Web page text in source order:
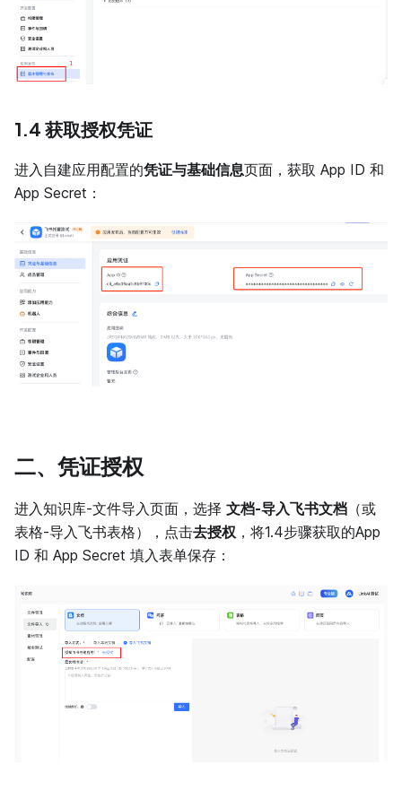
1.4 获取授权凭证
进入自建应用配置的凭证与基础信息页面，获取 App ID 和
App Secret：
二、凭证授权
进入知识库-文件导入页面，选择 文档-导入飞书文档 （或
表格-导入飞书表格），点击去授权 ，将1.4步骤获取的App
ID 和 App Secret 填入表单保存：